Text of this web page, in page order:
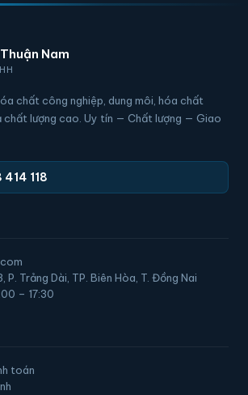
Nam
chất công nghiệp, dung môi, hóa chất
chất lượng cao. Uy tín — Chất lượng — Giao
118
P. Trảng Dài, TP. Biên Hòa, T. Đồng Nai
– 17:30
toán